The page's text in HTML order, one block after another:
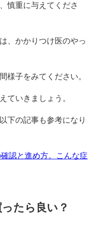
慎重に与えてくださ
、かかりつけ医のやっ
様子をみてください。
ていきましょう。
下の記事も参考になり
認と進め方。こんな症
たら良い？